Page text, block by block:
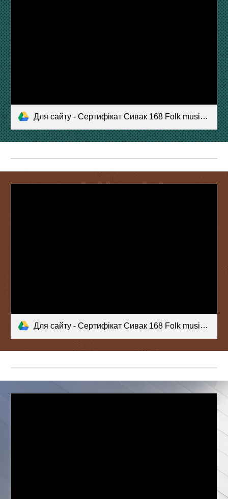
Для сайту - Сертифікат Сивак 168 Folk music ensemble Two colors (2).pdf
Для сайту - Сертифікат Сивак 168 Folk music ensemble Two colors (1).pdf